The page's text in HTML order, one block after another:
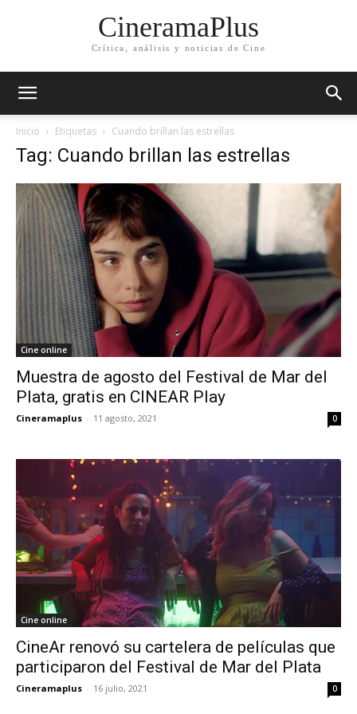
CineramaPlus
Crítica, análisis y noticias de Cine
Inicio Etiquetas Cuando brillan las estrellas
Tag: Cuando brillan las estrellas
Cine online
Muestra de agosto del Festival de Mar del
Plata, gratis en CINEAR Play
Cineramaplus - 11 agosto, 2021 0
Cine online
CineAr renovó su cartelera de películas que
participaron del Festival de Mar del Plata
Cineramaplus - 16 julio, 2021 0